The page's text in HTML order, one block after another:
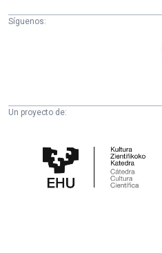
Síguenos:
Un proyecto de:
Cultura
Científica